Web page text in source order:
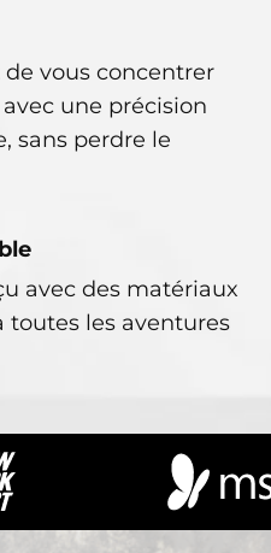
vous concentrer
une précision
sans perdre le
avec des matériaux
toutes les aventures